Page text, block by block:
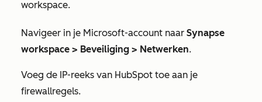
workspace.
Navigeer in je Microsoft-account naar Synapse
workspace > Beveiliging > Netwerken.
Voeg de IP-reeks van HubSpot toe aan je
firewallregels.